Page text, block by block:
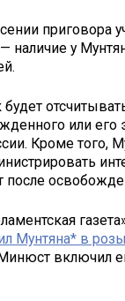
приговора
наличие у
или его
Кроме того,
после
Мунтяна* в
включил